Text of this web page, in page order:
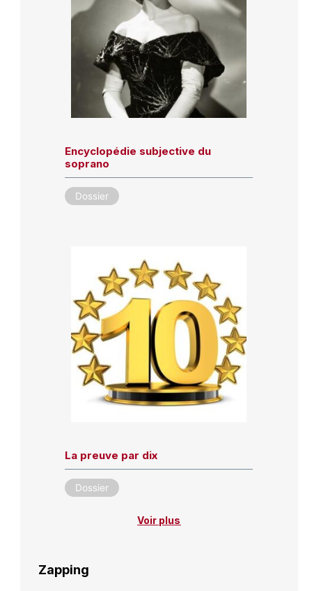
Encyclopédie subjective du
soprano
Dossier
La preuve par dix
Dossier
Voir plus
Zapping